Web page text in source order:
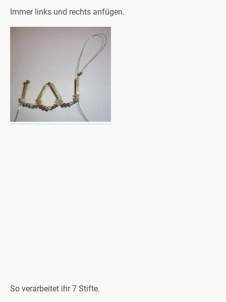
Immer links und rechts anfügen.
So verarbeitet ihr 7 Stifte.